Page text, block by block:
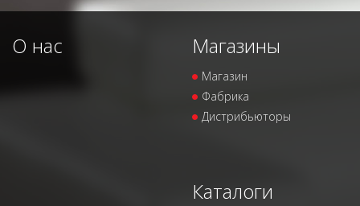
О нас Магазины
Магазин
Фабрика
Дистрибьюторы
Каталоги